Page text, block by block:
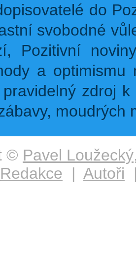
do
svobodné
Pozitivní
a
zdroj
moudrých
© Pavel Loužecký
Redakce | Autoři